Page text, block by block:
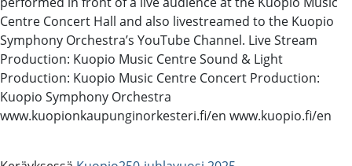
Centre Concert Hall and also livestreamed to the Kuopio
Symphony Orchestra’s YouTube Channel. Live Stream
Production: Kuopio Music Centre Sound & Light
Production: Kuopio Music Centre Concert Production:
Kuopio Symphony Orchestra
www.kuopionkaupunginorkesteri.fi/en www.kuopio.fi/en